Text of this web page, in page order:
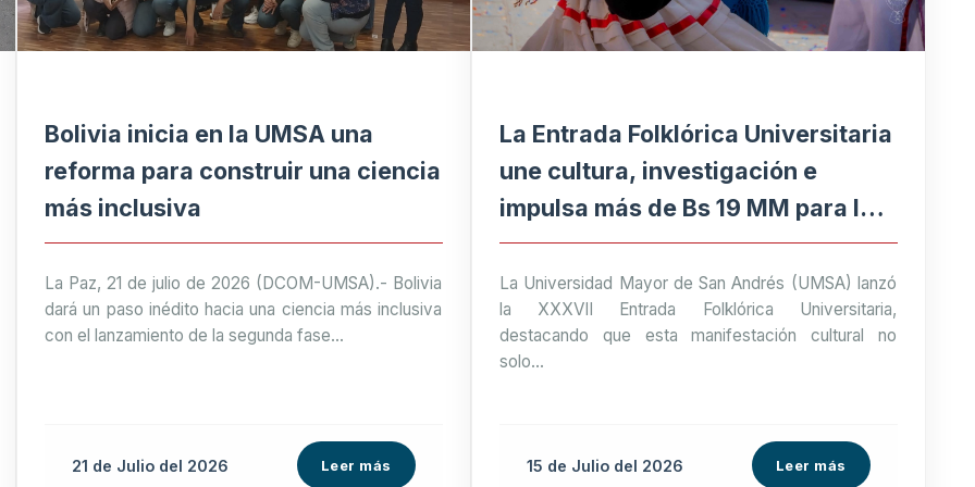
Bolivia inicia en la UMSA una
reforma para construir una ciencia
más inclusiva
La Paz, 21 de julio de 2026 (DCOM-UMSA).- Bolivia
dará un paso inédito hacia una ciencia más inclusiva
con el lanzamiento de la segunda fase...
21 de Julio del 2026 Leer más
La Entrada Folklórica Universitaria
une cultura, investigación e
impulsa más de Bs 19 MM para la
economía paceña
La Universidad Mayor de San Andrés (UMSA) lanzó
la XXXVII Entrada Folklórica Universitaria,
destacando que esta manifestación cultural no
solo...
15 de Juliodel 2026 Leer más